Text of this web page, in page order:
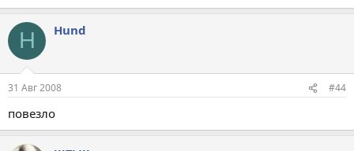
H Hund
31 Авг 2008 #44
повезло